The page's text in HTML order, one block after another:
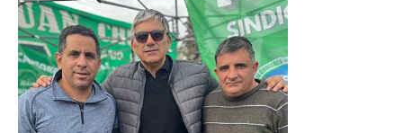
Secretaría general
Secretaría general adjunta
Secretaría de actas
Secretaría gremial